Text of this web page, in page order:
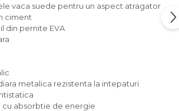
vaca suede pentru un aspect atragator
ciment
din pernite EVA
metalica rezistenta la intepaturi
cu absorbtie de energie